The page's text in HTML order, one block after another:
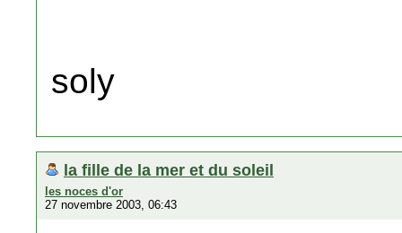
soly
la fille de la mer et du soleil
les noces d'or
27 novembre 2003, 06:43